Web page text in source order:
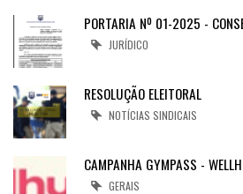
PORTARIA Nº 01-2025 -
JURÍDICO
RESOLUÇÃO ELEITORAL
NOTÍCIAS SINDICAIS
CAMPANHA GYMPASS -
GERAIS